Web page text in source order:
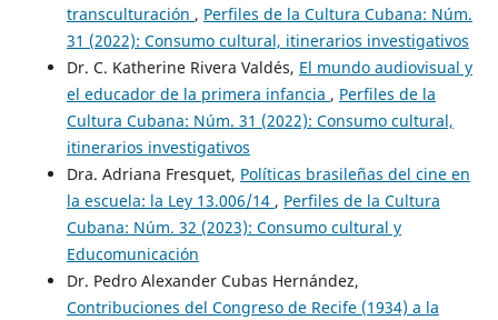
transculturación , Perfiles de la Cultura Cubana: Núm.
31 (2022): Consumo cultural, itinerarios investigativos
Dr. C. Katherine Rivera Valdés, El mundo audiovisual y
el educador de la primera infancia , Perfiles de la
Cultura Cubana: Núm. 31 (2022): Consumo cultural,
itinerarios investigativos
Dra. Adriana Fresquet, Políticas brasileñas del cine en
la escuela: la Ley 13.006/14 , Perfiles de la Cultura
Cubana: Núm. 32 (2023): Consumo cultural y
Educomunicación
Dr. Pedro Alexander Cubas Hernández,
Contribuciones del Congreso de Recife (1934) a la